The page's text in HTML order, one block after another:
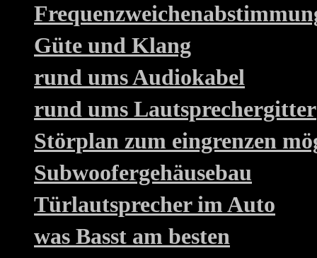
Güte und Klang
rund ums Audiokabel
rund ums Lautsprechergitter
Störplan zum eingrenzen
Subwoofergehäusebau
Türlautsprecher im Auto
was Basst am besten